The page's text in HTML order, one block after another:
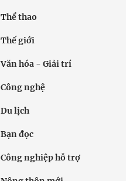
Thể thao
Thế giới
Văn hóa - Giải trí
Công nghệ
Du lịch
Bạn đọc
Công nghiệp hỗ trợ